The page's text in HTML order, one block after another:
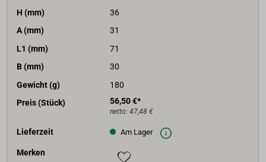
H (mm)
36
A (mm)
31
L1 (mm)
71
B (mm)
30
Gewicht (g)
180
Preis (Stück)
56,50 €*
netto: 47,48 €
Lieferzeit Am Lager
Merken